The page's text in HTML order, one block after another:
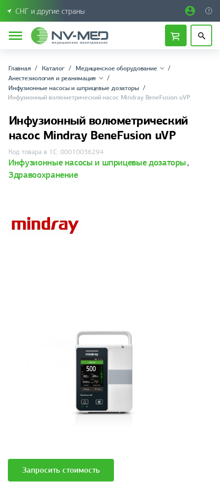
СНГ и другие страны
Главная Каталог
Медицинское оборудование
Анестезиология и реанимация
Инфузионные насосы и шприцевые дозаторы
Инфузионный волюметрический насос Mindray BeneFusion uVP
Инфузионный волюметрический
насос Mindray BeneFusion uVP
Код товара в 1С: 00010036294
Инфузионные насосы и шприцевые дозаторы,
Здравоохранение
Запросить стоимость